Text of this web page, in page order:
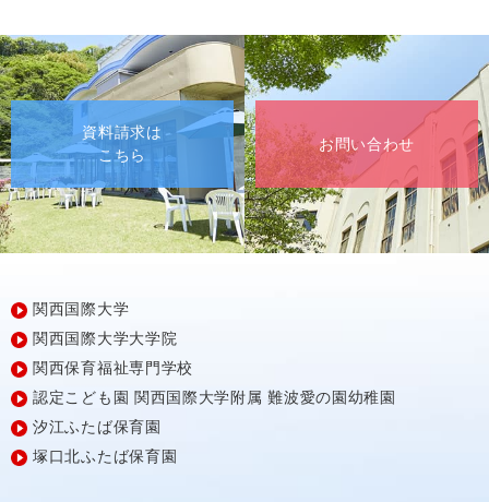
資料請求は
こちら
お問い合わせ
関西国際大学
関西国際大学大学院
関西保育福祉専門学校
認定こども園 関西国際大学附属 難波愛の園幼稚園
汐江ふたば保育園
塚口北ふたば保育園